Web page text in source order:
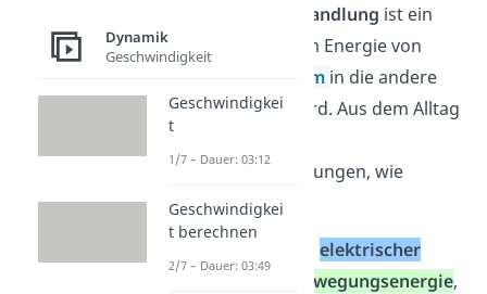
Energieumwandlung ist ein
Vorgang, bei dem Energie von
Energieform in die andere
umgewandelt wird. Aus dem Alltag
kennst du auch
Energieumwandlungen, wie
beispielsweise:
elektrischer
Bewegungsenergie,
Dynamik
Geschwindigkeit
Geschwindigkei
t
1/7 – Dauer: 03:12
Geschwindigkei
t berechnen
2/7 – Dauer: 03:49